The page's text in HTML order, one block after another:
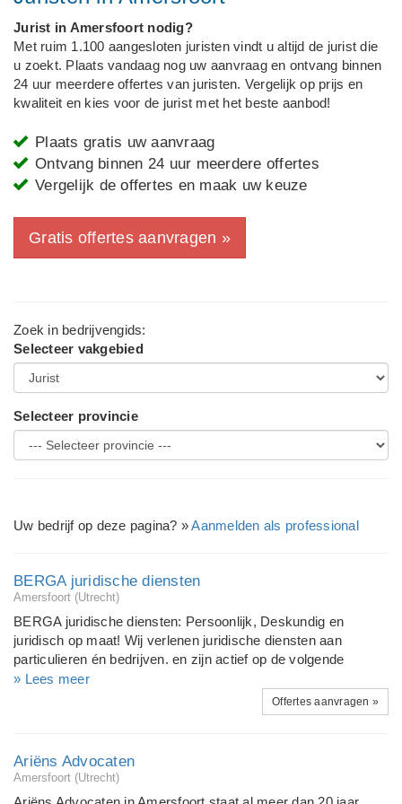
Jurist in Amersfoort nodig?
Met ruim 1.100 aangesloten juristen vindt u altijd de jurist die
u zoekt. Plaats vandaag nog uw aanvraag en ontvang binnen
24 uur meerdere offertes van juristen. Vergelijk op prijs en
kwaliteit en kies voor de jurist met het beste aanbod!
Plaats gratis uw aanvraag
Ontvang binnen 24 uur meerdere offertes
Vergelijk de offertes en maak uw keuze
Gratis offertes aanvragen »
Zoek in bedrijvengids:
Selecteer vakgebied
Selecteer provincie
Uw bedrijf op deze pagina? »Aanmelden als professional
BERGA juridische diensten
Amersfoort (Utrecht)
BERGA juridische diensten: Persoonlijk, Deskundig en
juridisch op maat! Wij verlenen juridische diensten aan
particulieren én bedrijven. en zijn actief op de volgende
juridische terreinen: civiel recht (o.a. huurrecht, arbeidsrecht,
contractenrecht, aansprakelijkheidsrecht) ondernemingsecht
(rechtsgebieden toegespitst op de ondernemer) strafrecht
zekerheidsrecht (o.a. ZW, WW,PW) Onze juridische
dienstverlening bestaat uit het leveren van: persoonlijke
» Lees meer
Offertes aanvragen »
Ariëns Advocaten
Amersfoort (Utrecht)